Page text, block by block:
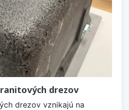
drezov
drezov vznikajú na